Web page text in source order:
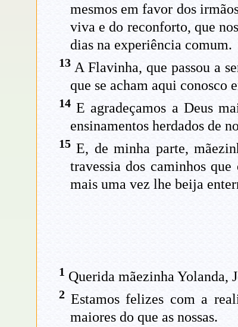
mesmos em favor dos
viva e do reconforto, que
dias na experiência comum.
13A Flavinha, que passou a
que se acham aqui conosco
14E agradeçamos a Deus
ensinamentos herdados de
15E, de minha parte,
travessia dos caminhos
mais uma vez lhe beija
1 Querida mãezinha Yolanda,
2Estamos felizes com a
maiores do que as nossas.